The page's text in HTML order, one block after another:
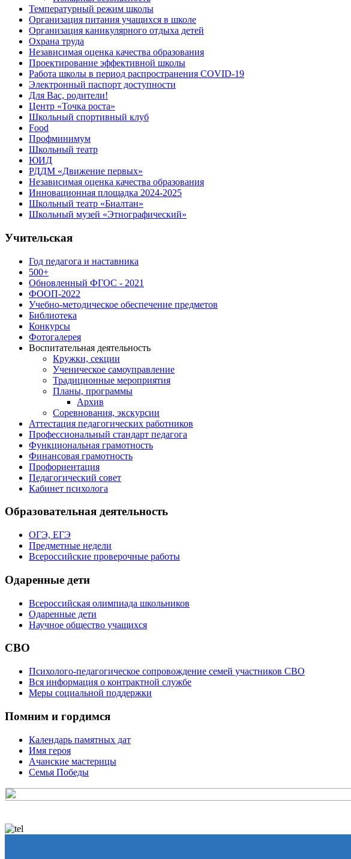
Температурный режим школы
Организация питания учащихся в школе
Организация каникулярного отдыха детей
Охрана труда
Независимая оценка качества образования
Проектирование эффективной школы
Работа школы в период распространения COVID-19
Электронный паспорт доступности
Для Вас, родители!
Центр «Точка роста»
Школьный спортивный клуб
Food
Профминимум
Школьный театр
ЮИД
РДДМ «Движение первых»
Независимая оценка качества образования
Инновационная площадка 2024-2025
Школьный театр «Биалтан»
Школьный музей «Этнографический»
Учительская
Год педагога и наставника
500+
Обновленный ФГОС - 2021
ФООП-2022
Учебно-методическое обеспечение предметов
Библиотека
Конкурсы
Фотогалерея
Воспитательная деятельность
Кружки, секции
Ученическое самоуправление
Традиционные мероприятия
Планы, программы
Архив
Соревнования, экскурсии
Аттестация педагогических работников
Профессиональный стандарт педагога
Функциональная грамотность
Финансовая грамотность
Профориентация
Педагогический совет
Кабинет психолога
Образовательная деятельность
ОГЭ, ЕГЭ
Предметные недели
Всероссийские проверочные работы
Одаренные дети
Всероссийская олимпиада школьников
Одаренные дети
Научное общество учащихся
СВО
Психолого-педагогическое сопровождение семей участников СВО
Вся информация о контрактной службе
Меры социальной поддержки
Помним и гордимся
Календарь памятных дат
Имя героя
Ачанские мастерицы
Семья Победы